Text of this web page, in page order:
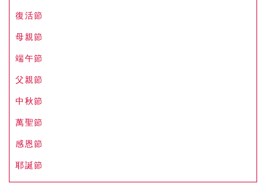
復活節
母親節
端午節
父親節
中秋節
萬聖節
感恩節
耶誕節